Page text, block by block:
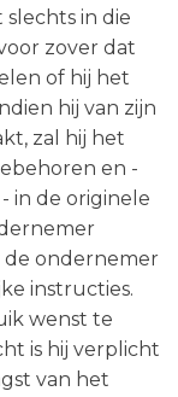
in die
zover dat
of hij het
hij van zijn
zal hij het
en -
in de originele
ondernemer
instructies.
wenst te
is hij verplicht
van het